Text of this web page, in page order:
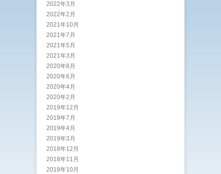
2022年3月
2022年2月
2021年10月
2021年7月
2021年5月
2021年3月
2020年8月
2020年6月
2020年4月
2020年2月
2019年12月
2019年7月
2019年4月
2019年3月
2018年12月
2018年11月
2018年10月